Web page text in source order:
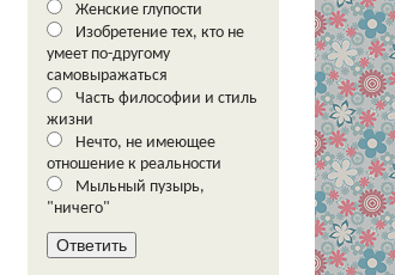
Женские глупости
Изобретение тех, кто не
умеет по-другому
самовыражаться
Часть философии и стиль
жизни
Нечто, не имеющее
отношение к реальности
Мыльный пузырь,
"ничего"